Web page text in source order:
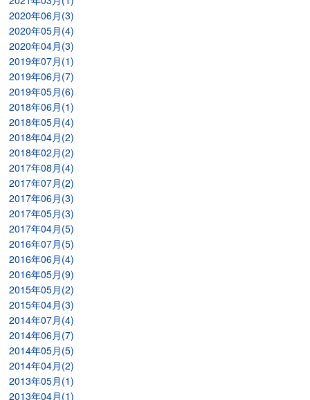
2020年06月(3)
2020年05月(4)
2020年04月(3)
2019年07月(1)
2019年06月(7)
2019年05月(6)
2018年06月(1)
2018年05月(4)
2018年04月(2)
2018年02月(2)
2017年08月(4)
2017年07月(2)
2017年06月(3)
2017年05月(3)
2017年04月(5)
2016年07月(5)
2016年06月(4)
2016年05月(9)
2015年05月(2)
2015年04月(3)
2014年07月(4)
2014年06月(7)
2014年05月(5)
2014年04月(2)
2013年05月(1)
2013年04月(1)